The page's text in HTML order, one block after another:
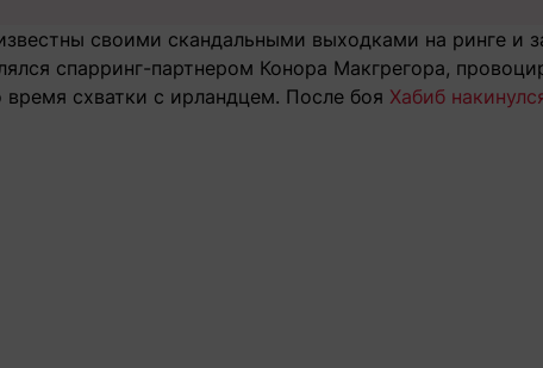
своими скандальными выходками на ринге и
спарринг-партнером Конора Макгрегора,
схватки с ирландцем. После боя Хабиб